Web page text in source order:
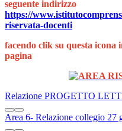
seguente indirizzo
https://
riservata-docenti
facendo clik su questa icona
pagina
Relazione PROGETTO
Area 6- Relazione collegio 27